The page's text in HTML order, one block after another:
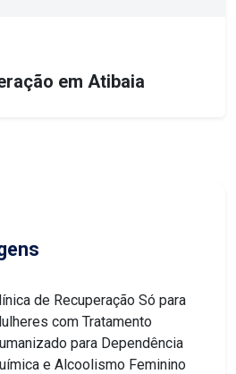
em Atibaia
de Recuperação Só para
com Tratamento
para Dependência
e Alcoolismo Feminino